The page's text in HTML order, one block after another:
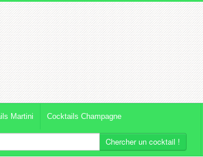
Martini Cocktails Champagne
Chercher un cocktail !